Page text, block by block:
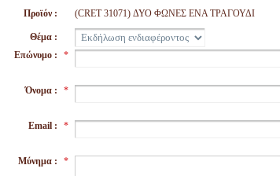
Προϊόν : (CRET 31071) ΔΥΟ ΦΩΝΕΣ ΕΝΑ ΤΡΑΓΟΥΔΙ
Θέμα :
Επώνυμο :
*
Όνομα : *
Email : *
Μύνημα : *